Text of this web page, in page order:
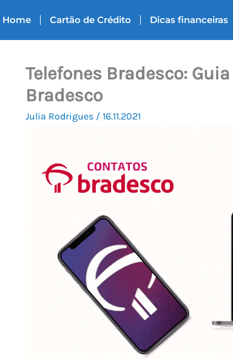
Home Cartão de Crédito Dicas financeiras
Telefones Bradesco:
Bradesco
Julia Rodrigues / 16.11.2021